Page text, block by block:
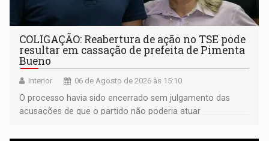
COLIGAÇÃO: Reabertura de ação no TSE pode
resultar em cassação de prefeita de Pimenta
Bueno
Interior 06 de Agosto de 2026 às 15:10
O processo havia sido encerrado sem julgamento das
acusações de que o partido não poderia atuar